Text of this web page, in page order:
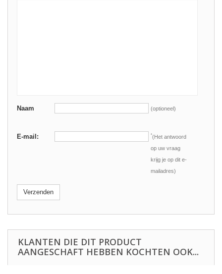
Naam (optioneel)
E-mail: *(Het antwoord
op uw vraag
krijg je op dit e-
mailadres)
Verzenden
KLANTEN DIE DIT PRODUCT
AANGESCHAFT HEBBEN KOCHTEN OOK...